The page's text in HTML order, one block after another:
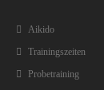
Aikido
Trainingszeiten
Probetraining